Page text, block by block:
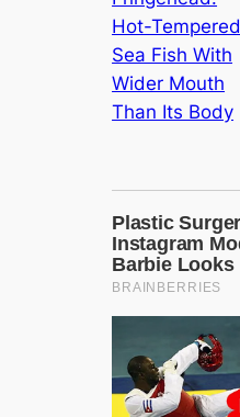
Hot-Tempered
Sea Fish With
Wider Mouth
Than Its Body